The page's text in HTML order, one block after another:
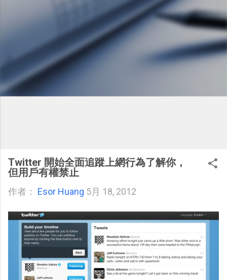
Twitter 開始全面追蹤上網行為了解你，
但用戶有權禁止
作者： Esor Huang 5月 18, 2012